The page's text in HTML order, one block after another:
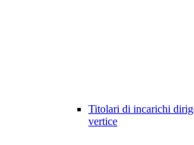
Titolari di incarichi
vertice